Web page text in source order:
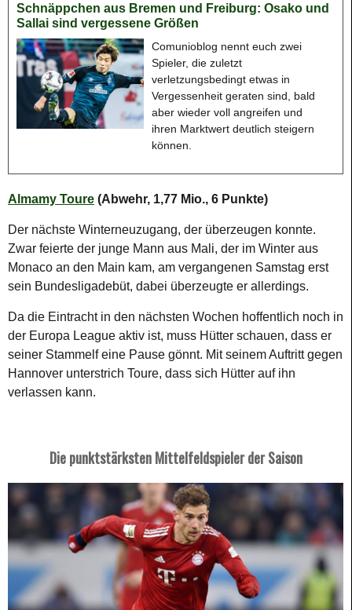
Schnäppchen aus Bremen und Freiburg: Osako und
Sallai sind vergessene Größen
Comunioblog nennt euch zwei
Spieler, die zuletzt
verletzungsbedingt etwas in
Vergessenheit geraten sind, bald
aber wieder voll angreifen und
ihren Marktwert deutlich steigern
können.
Almamy Toure (Abwehr, 1,77 Mio., 6 Punkte)
Der nächste Winterneuzugang, der überzeugen konnte.
Zwar feierte der junge Mann aus Mali, der im Winter aus
Monaco an den Main kam, am vergangenen Samstag erst
sein Bundesligadebüt, dabei überzeugte er allerdings.
Da die Eintracht in den nächsten Wochen hoffentlich noch in
der Europa League aktiv ist, muss Hütter schauen, dass er
seiner Stammelf eine Pause gönnt. Mit seinem Auftritt gegen
Hannover unterstrich Toure, dass sich Hütter auf ihn
verlassen kann.
Die punktstärksten Mittelfeldspieler der Saison